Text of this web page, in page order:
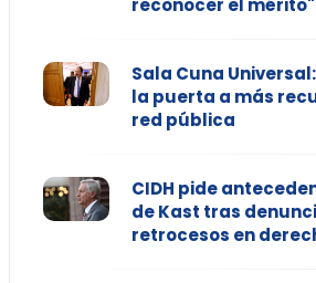
Sala Cuna
la puerta a más
red pública
CIDH pide
de Kast tras
retrocesos en